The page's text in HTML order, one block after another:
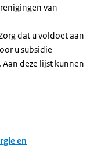
van
dat u voldoet aan
u subsidie
deze lijst kunnen
en